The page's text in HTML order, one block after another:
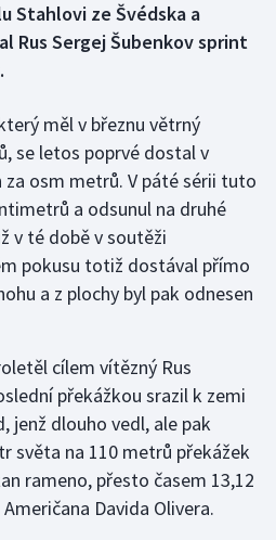
Stahlovi ze Švédska a
Rus Sergej Šubenkov sprint
měl v březnu větrný
se letos poprvé dostal v
osm metrů. V páté sérii tuto
a odsunul na druhé
v té době v soutěži
pokusu totiž dostával přímo
a z plochy byl pak odnesen
cílem vítězný Rus
překážkou srazil k zemi
jenž dlouho vedl, ale pak
světa na 110 metrů překážek
rameno, přesto časem 13,12
Davida Olivera.